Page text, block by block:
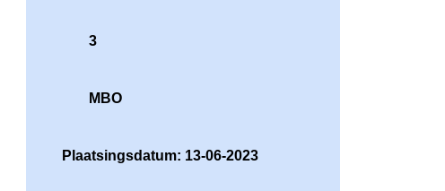
3
MBO
Plaatsingsdatum: 13-06-2023